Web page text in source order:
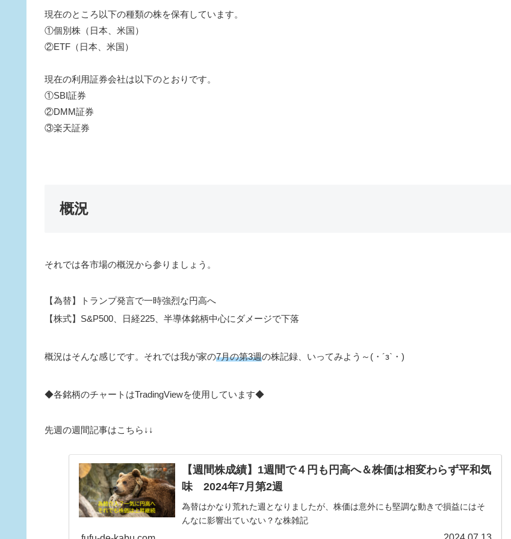
現在のところ以下の種類の株を保有しています。
①個別株（日本、米国）
②ETF（日本、米国）
現在の利用証券会社は以下のとおりです。
①SBI証券
②DMM証券
③楽天証券
概況
それでは各市場の概況から参りましょう。
【為替】トランプ発言で一時強烈な円高へ
【株式】S&P500、日経225、半導体銘柄中心にダメージで下落
概況はそんな感じです。それでは我が家の7月の第3週の株記録、いってみよう～(・´з`・)
◆各銘柄のチャートはTradingViewを使用しています◆
先週の週間記事はこちら↓↓
【週間株成績】1週間で４円も円高へ＆株価は相変わらず平和気
味 2024年7月第2週
為替はかなり荒れた週となりましたが、株価は意外にも堅調な動きで損益にはそ
んなに影響出ていない？な株雑記